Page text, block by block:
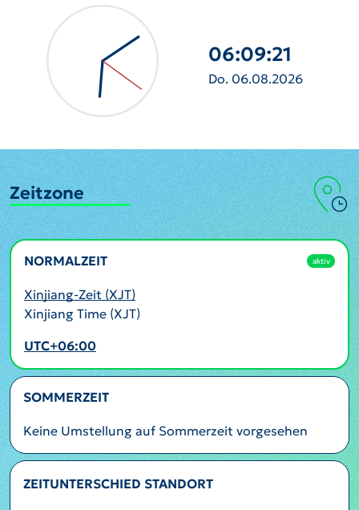
06:09:22
Do. 06.08.2026
Zeitzone
NORMALZEIT aktiv
Xinjiang-Zeit (XJT)
Xinjiang Time (XJT)
UTC+06:00
SOMMERZEIT
Keine Umstellung auf Sommerzeit vorgesehen
ZEITUNTERSCHIED STANDORT